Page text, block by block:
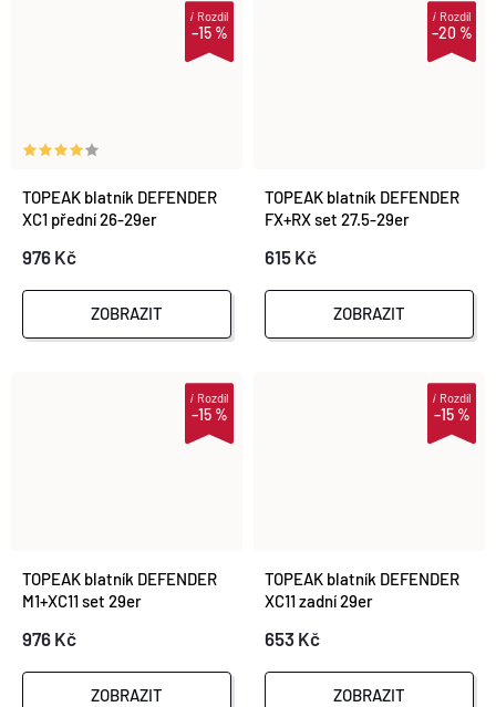
–15 %
iRozdíl
TOPEAK blatník DEFENDER
XC1 přední 26-29er
976 Kč
ZOBRAZIT
–20 %
iRozdíl
TOPEAK blatník DEFENDER
FX+RX set 27.5-29er
615 Kč
ZOBRAZIT
–15 %
iRozdíl
TOPEAK blatník DEFENDER
M1+XC11 set 29er
976 Kč
ZOBRAZIT
–15 %
iRozdíl
TOPEAK blatník DEFENDER
XC11 zadní 29er
653 Kč
ZOBRAZIT